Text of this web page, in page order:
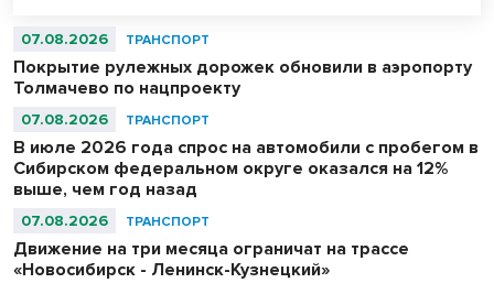
07.08.2026 ТРАНСПОРТ
Покрытие рулежных дорожек обновили в аэропорту
Толмачево по нацпроекту
07.08.2026 ТРАНСПОРТ
В июле 2026 года спрос на автомобили с пробегом в
Сибирском федеральном округе оказался на 12%
выше, чем год назад
07.08.2026 ТРАНСПОРТ
Движение на три месяца ограничат на трассе
«Новосибирск - Ленинск-Кузнецкий»